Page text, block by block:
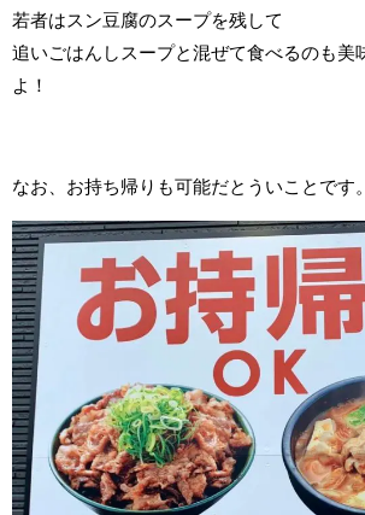
若者はスン豆腐のスープを残して
追いごはんしスープと混ぜて食べるのも美
よ！
なお、お持ち帰りも可能だとういことです。